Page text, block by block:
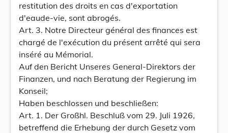
restitution des droits en cas d'exportation
d'eaude-vie, sont abrogés.
Art. 3. Notre Directeur général des finances est
chargé de l'exécution du présent arrêté qui sera
inséré au Mémorial.
Auf den Bericht Unseres General-Direktors der
Finanzen, und nach Beratung der Regierung im
Konseil;
Haben beschlossen und beschließen:
Art. 1. Der Großhl. Beschluß vom 29. Juli 1926,
betreffend die Erhebung der durch Gesetz vom